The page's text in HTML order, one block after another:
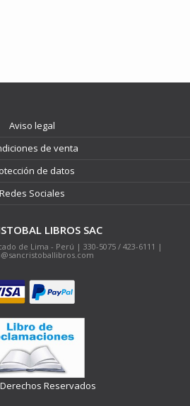
Aviso legal
de venta
de datos
Redes Sociales
LIBROS SAC
de Lima - Perú | 330-5075 / 423-6111 |
Reservados